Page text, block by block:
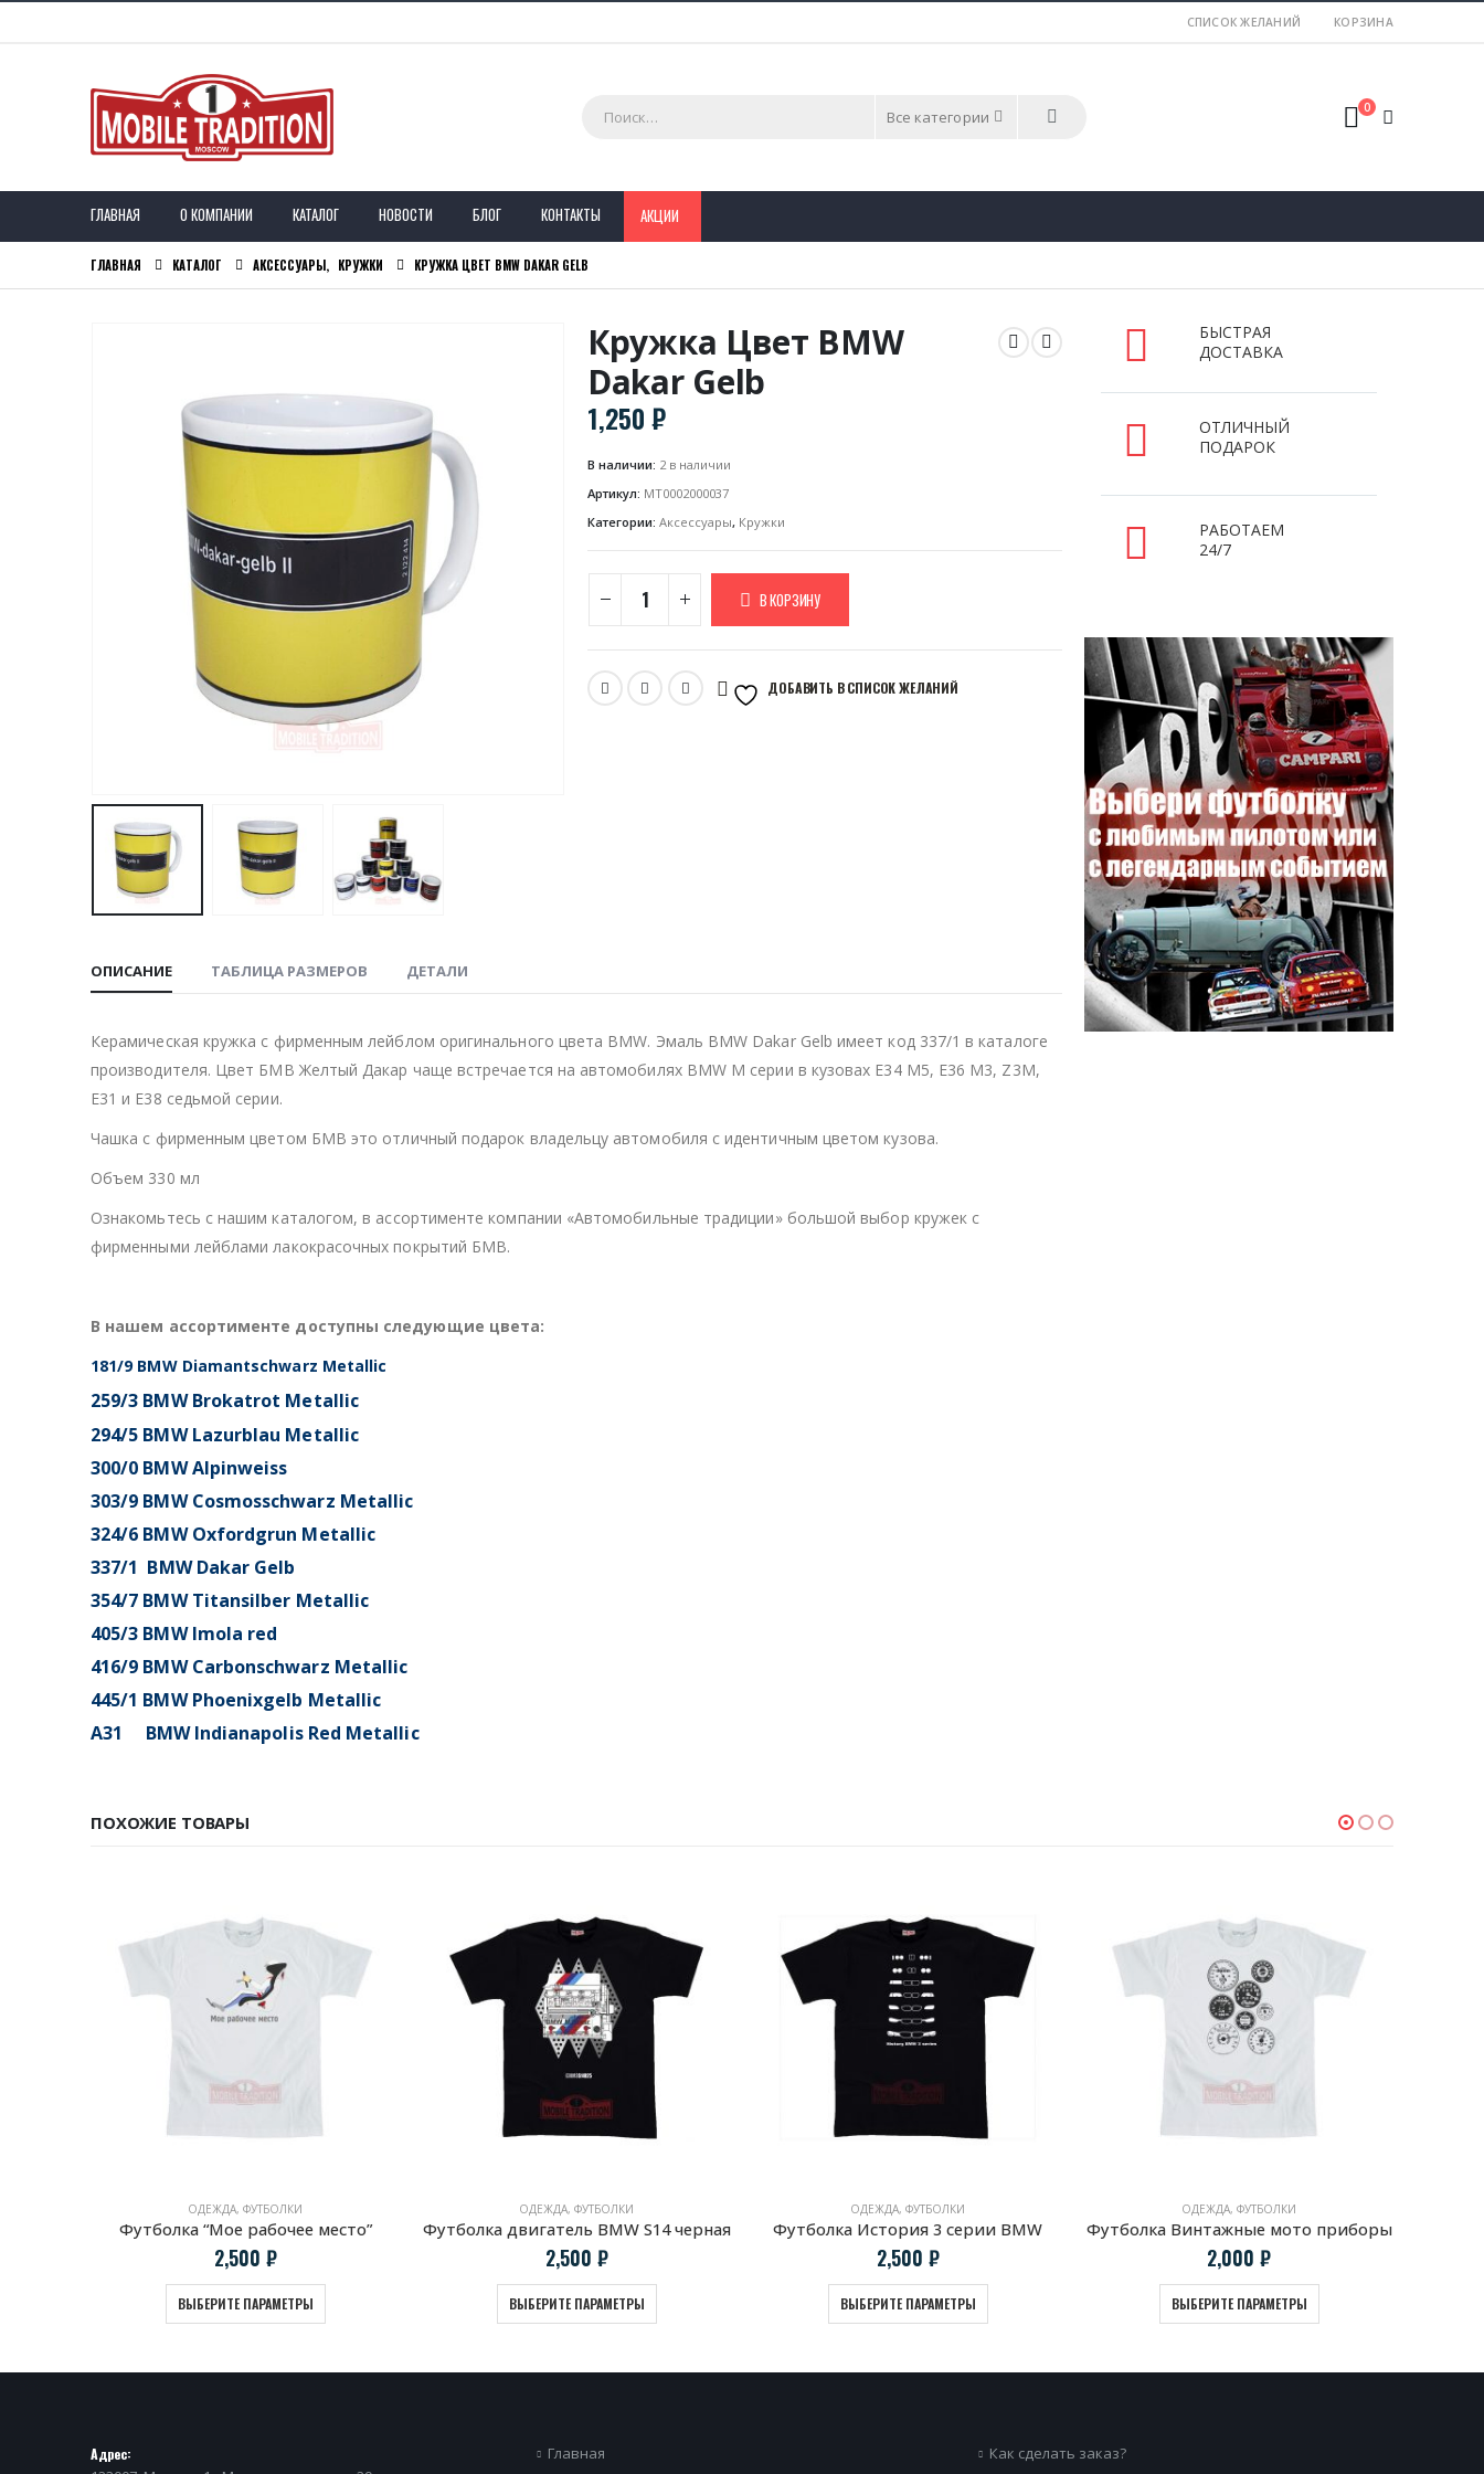
СПИСОК ЖЕЛАНИЙ КОРЗИНА
Все категории 0
ГЛАВНАЯ О КОМПАНИИ КАТАЛОГ НОВОСТИ БЛОГ КОНТАКТЫ АКЦИИ
ГЛАВНАЯ КАТАЛОГ АКСЕССУАРЫ, КРУЖКИ КРУЖКА ЦВЕТ BMW DAKAR GELB
Кружка Цвет BMW
Dakar Gelb
1,250₽
В наличии: 2 в наличии
Артикул: MT0002000037
Категории: Аксессуары, Кружки
В КОРЗИНУ
ДОБАВИТЬ В СПИСОК ЖЕЛАНИЙ
ОПИСАНИЕ ТАБЛИЦА РАЗМЕРОВ ДЕТАЛИ
Керамическая кружка с фирменным лейблом оригинального цвета BMW. Эмаль BMW Dakar Gelb имеет код 337/1 в каталоге
производителя. Цвет БМВ Желтый Дакар чаще встречается на автомобилях BMW M серии в кузовах E34 M5, E36 M3, Z3M,
E31 и E38 седьмой серии.
Чашка с фирменным цветом БМВ это отличный подарок владельцу автомобиля с идентичным цветом кузова.
Объем 330 мл
Ознакомьтесь с нашим каталогом, в ассортименте компании «Автомобильные традиции» большой выбор кружек с
фирменными лейблами лакокрасочных покрытий БМВ.
В нашем ассортименте доступны следующие цвета:
181/9 BMW Diamantschwarz Metallic
259/3 BMW Brokatrot Metallic
294/5 BMW Lazurblau Metallic
300/0 BMW Alpinweiss
303/9 BMW Cosmosschwarz Metallic
324/6 BMW Oxfordgrun Metallic
337/1 BMW Dakar Gelb
354/7 BMW Titansilber Metallic
405/3 BMW Imola red
416/9 BMW Carbonschwarz Metallic
445/1 BMW Phoenixgelb Metallic
A31 BMW Indianapolis Red Metallic
БЫСТРАЯ
ДОСТАВКА
ОТЛИЧНЫЙ
ПОДАРОК
РАБОТАЕМ
24/7
ПОХОЖИЕ ТОВАРЫ
ОДЕЖДА, ФУТБОЛКИ
Футболка “Мое рабочее место”
2,500 ₽
ВЫБЕРИТЕ ПАРАМЕТРЫ
ОДЕЖДА, ФУТБОЛКИ
Футболка двигатель BMW S14 черная
2,500 ₽
ВЫБЕРИТЕ ПАРАМЕТРЫ
ОДЕЖДА, ФУТБОЛКИ
Футболка История 3 серии BMW
2,500 ₽
ВЫБЕРИТЕ ПАРАМЕТРЫ
ОДЕЖДА, ФУТБОЛКИ
Футболка Винтажные мото приборы
2,000 ₽
ВЫБЕРИТЕ ПАРАМЕТРЫ
Адрес: Главная Как сделать заказ?